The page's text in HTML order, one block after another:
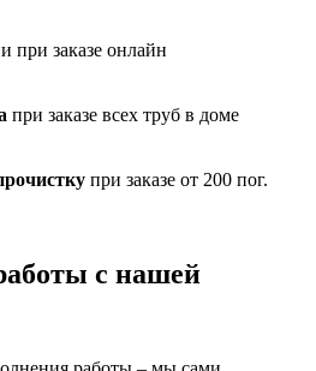
при заказе онлайн
при заказе всех труб в доме
при заказе от 200 пог.
с нашей